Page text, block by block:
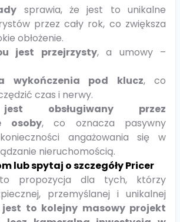
sprawia, że jest to unikalne
przez cały rok, co zwiększa
obłożenie.
jest przejrzysty, a umowy –
wykończenia pod klucz, co
czas i nerwy.
obsługiwany przez
osoby, co oznacza pasywny
angażowania się w
nieruchomością.
lub spytaj o szczegóły Pricer
propozycja dla tych, którzy
przemyślanej i unikalnej
jest to kolejny masowy projekt